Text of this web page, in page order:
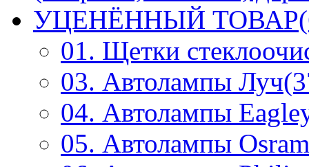
УЦЕНЁННЫЙ
01. Щетки
03. Автолампы
04. Автолампы
05. Автолампы